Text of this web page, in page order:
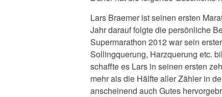
Lars Braemer ist seinen ersten
Jahr darauf folgte die persönliche
Supermarathon 2012 war sein
Sollingquerung, Harzquerung etc.
schaffte es Lars in seinen ersten
mehr als die Hälfte aller Zähler in
anscheinend auch Gutes